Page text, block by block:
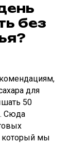
без
для
50
Сюда
который мы